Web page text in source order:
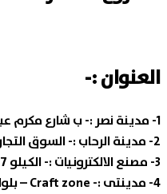
العنوان :-
1- مدينة نصر :-
ب شارع مكرم
2- مدينة الرحاب :-
السوق
3- مصنع الالكترونيات :-
الكيلو 17 طريق مصر السويس – داخل مصنع الالكترونيات .
4- مدينتى :-
Craft zone – بلوك 5 – وحدة G63 .